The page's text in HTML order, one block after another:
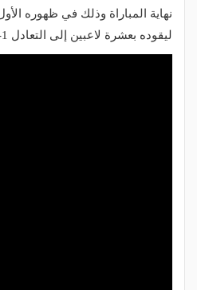
نهاية المباراة وذلك في ظهوره
ليقوده بعشرة لاعبين إلى التعادل 1-1 مع أينتراخت فرانكفورت.